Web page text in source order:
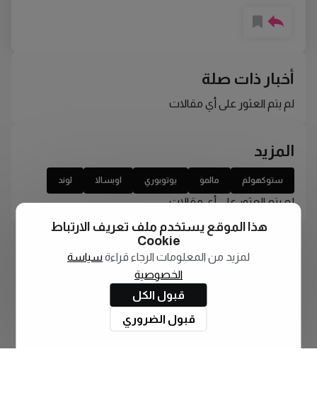
أخبار ذات صلة
لم يتم العثور على أي مقالات
المزيد
ستوكهولم مالمو يوتوبوري اوبسالا لوند
لم يتم العثور على أي مقالات
هذا الموقع يستخدم ملف تعريف الارتباط
Cookie
لمزيد من المعلومات الرجاء قراءة سياسة
الخصوصية
قبول الكل
قبول الضروري